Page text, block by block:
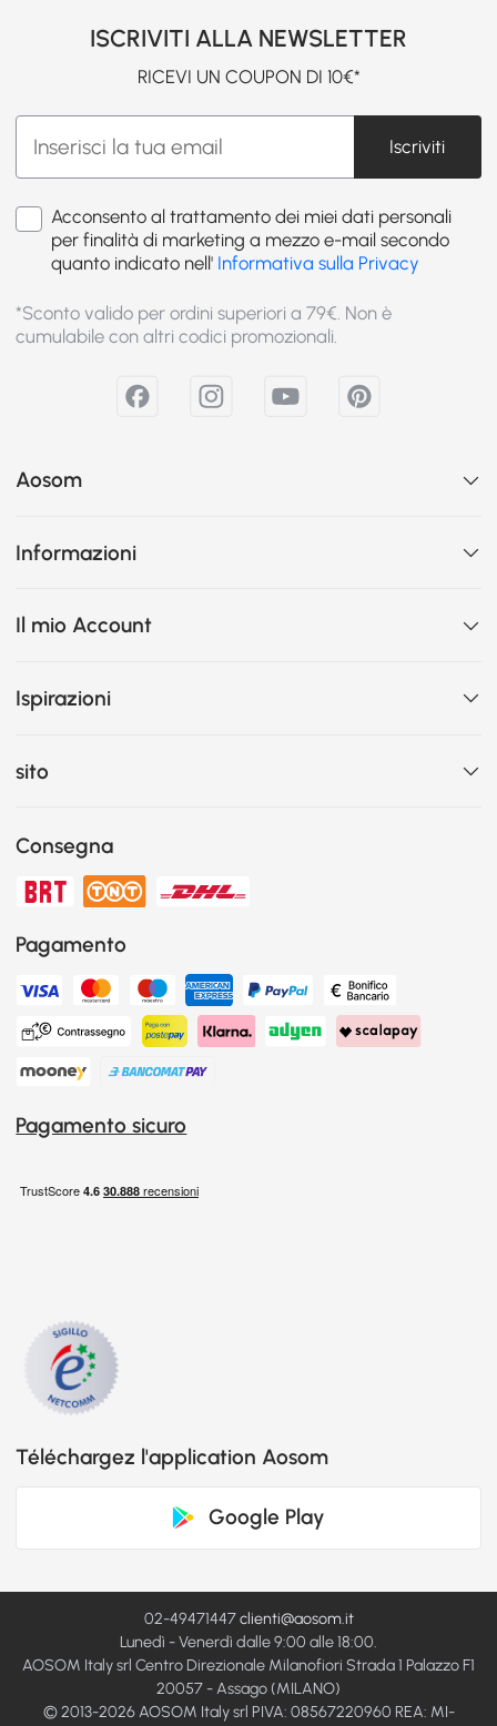
ISCRIVITI ALLA NEWSLETTER
RICEVI UN COUPON DI 10€*
Iscriviti
Acconsento al trattamento dei miei dati personali
per finalità di marketing a mezzo e-mail secondo
quanto indicato nell' Informativa sulla Privacy
*Sconto valido per ordini superiori a 79€. Non è
cumulabile con altri codici promozionali.
Aosom
Informazioni
Il mio Account
Ispirazioni
sito
Consegna
Pagamento
Pagamento sicuro
Téléchargez l'application Aosom
Google Play
02-49471447clienti@aosom.it
Lunedì - Venerdì dalle 9:00 alle 18:00.
AOSOM Italy srl Centro Direzionale Milanofiori Strada 1 Palazzo F1
20057 - Assago (MILANO)
© 2013-2026 AOSOM Italy srl PIVA: 08567220960 REA: MI-